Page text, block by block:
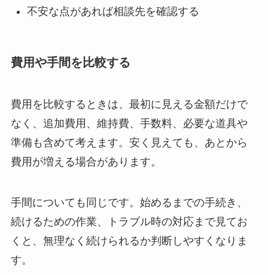
不安な点があれば相談先を確認する
費用や手間を比較する
費用を比較するときは、最初に見える金額だけで
なく、追加費用、維持費、手数料、必要な道具や
準備も含めて考えます。安く見えても、あとから
費用が増える場合があります。
手間についても同じです。始めるまでの手続き、
続けるための作業、トラブル時の対応まで見てお
くと、無理なく続けられるか判断しやすくなりま
す。